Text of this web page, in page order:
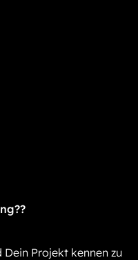
Projekt kennen zu